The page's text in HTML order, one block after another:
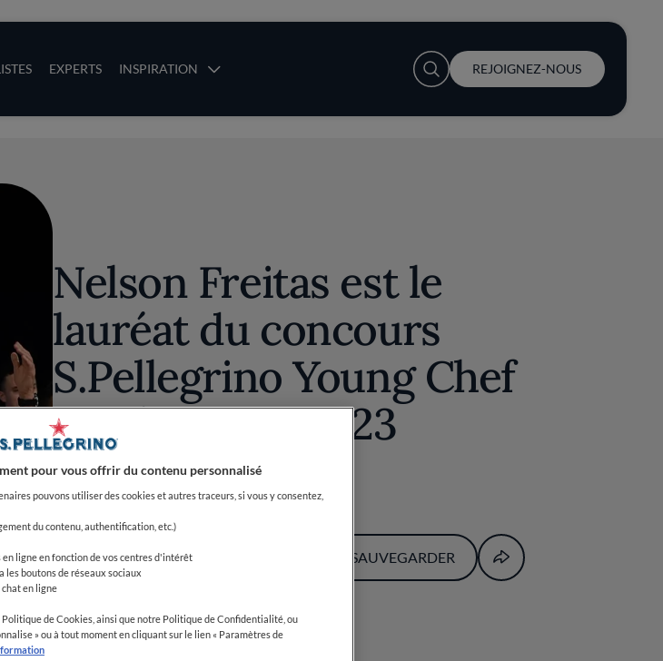
EXPERTS INSPIRATION
User account menu
REJOIGNEZ-NOUS
Nelson Freitas est le
lauréat du concours
S.Pellegrino Young Chef
Academy 2022-23
06 OCT 2023
RÉDACTION
SAUVEGARDER
pour vous offrir du contenu personnalisé
pouvons utiliser des cookies et autres traceurs, si vous y consentez,
du contenu, authentification, etc.)
ligne en fonction de vos centres d'intérêt
les boutons de réseaux sociaux
en ligne
de Cookies, ainsi que notre Politique de Confidentialité, ou
» ou à tout moment en cliquant sur le lien « Paramètres de